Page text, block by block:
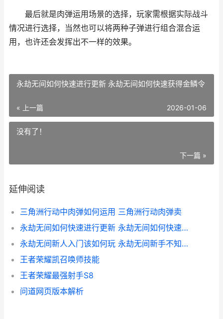
最后就是肉弹运用场景的选择，玩家需根据实际战斗
情况进行选择，当然也可以将两种子弹进行组合混合运
用，也许还会发挥出不一样的效果。
永劫无间如何快速进行更新 永劫无间如何快速获得金鳞令
« 上一篇 2026-01-06
没有了！
下一篇 »
延伸阅读
三角洲行动中肉弹如何运用 三角洲行动肉弹卖
永劫无间如何快速进行更新 永劫无间如何快速获得金鳞令
永劫无间新人入门该如何玩 永劫无间新手不知道的细节
王者荣耀凯召唤师技能
王者荣耀最强射手S8
问道网页版本解析